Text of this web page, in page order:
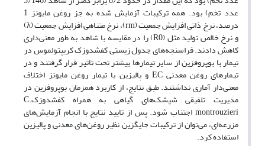
عدد تخم) بود. همه ترکیبات آزمایش شده به جز روغن مایونز 1
درصد، نرخ ذاتی افزایش جمعیت (rm)، نرخ متناهی افزایش جمعیت (λ)
و نرخ خالص تولید مثل (R0) را در مقایسه با شاهد به طور معنی‌داری
کاهش دادند. فراسنجه‌های جدول زیستی کفشدوزک کریپتولموس در
تیمار با بوپروفزین از سایر تیمارها بیشتر تحت تاثیر قرار گرفتند و در
تیمارهای روغن معدنی EC و پالیزین با تیمار روغن مایونز اختلاف
معنی‌دار آماری نداشتند. طبق نتایج، از کاربرد همزمان بوپروفزین در
مدیریت تلفیقی شپشک‌های گیاهی به همراه کفشدوزکC.
montrouzieri اجتناب شود. پس از تایید نتایج با انجام آزمایش‌های
مزرعه‌ای، می‌توان از ترکیبات جایگزین نظیر روغن‌های معدنی و پالیزین
استفاده کرد.